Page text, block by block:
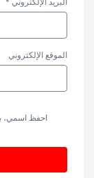
الموقع الإلكتروني
احفظ اسمي،